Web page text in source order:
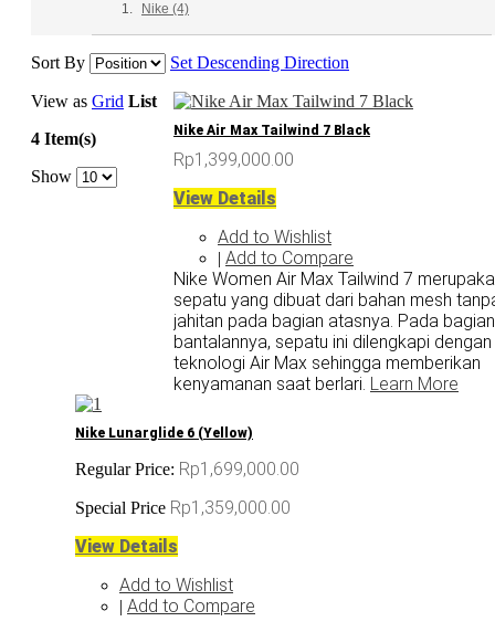
Nike (4)
Sort By Set Descending Direction
View as Grid List
4 Item(s)
Show
Nike Air Max Tailwind 7 Black
Rp1,399,000.00
View Details
Add to Wishlist
| Add to Compare
Nike Women Air Max Tailwind 7
sepatu yang dibuat dari bahan mesh
jahitan pada bagian atasnya. Pada bagian
bantalannya, sepatu ini dilengkapi dengan
teknologi Air Max sehingga memberikan
kenyamanan saat berlari. Learn More
Nike Lunarglide 6 (Yellow)
Regular Price: Rp1,699,000.00
Special Price Rp1,359,000.00
View Details
Add to Wishlist
| Add to Compare